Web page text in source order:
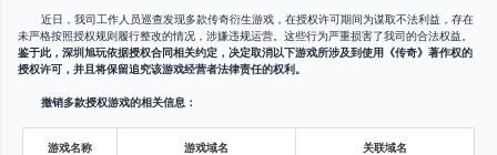
近日，我司工作人员巡查发现多款传奇衍生游戏，在授权许可期间为谋取不法利益，存在
未严格按照授权规则履行整改的情况，涉嫌违规运营。这些行为严重损害了我司的合法权益。
鉴于此，深圳旭玩依据授权合同相关约定，决定取消以下游戏所涉及到使用《传奇》著作权的
授权许可，并且将保留追究该游戏经营者法律责任的权利。
撤销多款授权游戏的相关信息：
游戏名称 游戏域名 关联域名